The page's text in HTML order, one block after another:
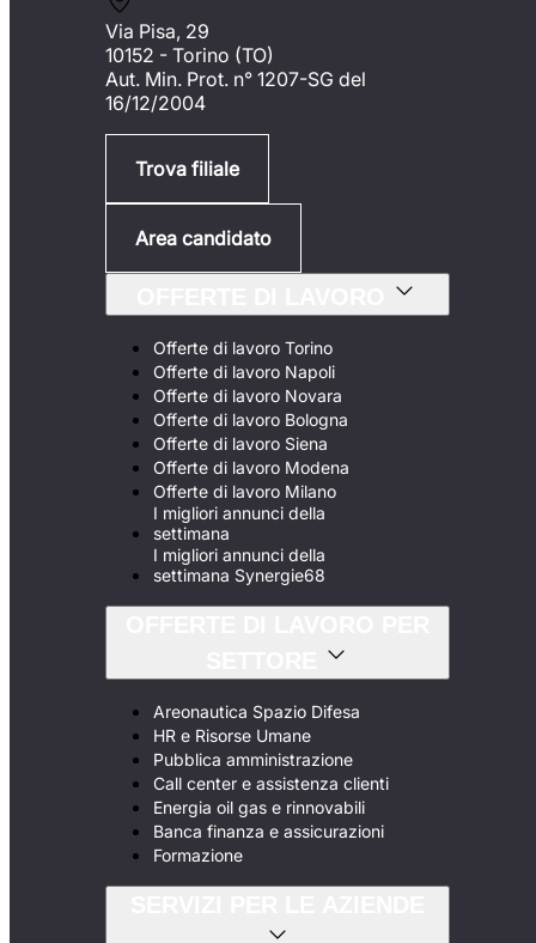
Via Pisa, 29
10152 - Torino (TO)
Aut. Min. Prot. n° 1207-SG del
16/12/2004
Trova filiale
Area candidato
Offerte di lavoro Torino
Offerte di lavoro Napoli
Offerte di lavoro Novara
Offerte di lavoro Bologna
Offerte di lavoro Siena
Offerte di lavoro Modena
Offerte di lavoro Milano
I migliori annunci della
settimana
I migliori annunci della
settimana Synergie68
Areonautica Spazio Difesa
HR e Risorse Umane
Pubblica amministrazione
Call center e assistenza clienti
Energia oil gas e rinnovabili
Banca finanza e assicurazioni
Formazione